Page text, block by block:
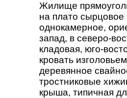
Жилище
на плато
однокамерное,
запад, в северо-
кладовая, юго-
кровать
деревянное
тростниковые
крыша, типичная